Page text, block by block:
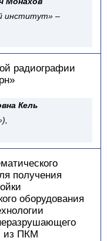
институт» –
радиографии
Кель
получения
оборудования
из ПКМ